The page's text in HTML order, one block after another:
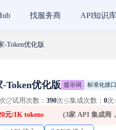
-Token优化版
Token优化版 提示词 标准化接口
次 试用次数： 390次 集成次数： 0次
元/1K tokens (3家 API 集成商
找服务商 API知识库